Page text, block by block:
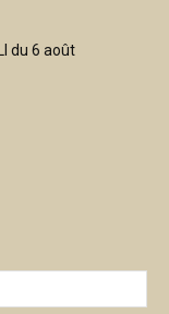
du 6 août
:*